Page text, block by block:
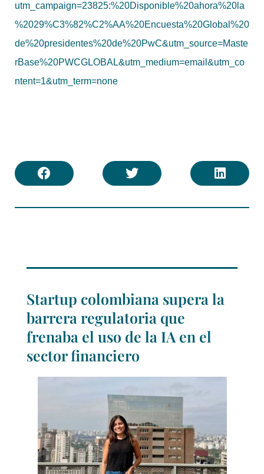
utm_campaign=23825:%20Disponible%20ahora%20la
%2029%C3%82%C2%AA%20Encuesta%20Global%20
de%20presidentes%20de%20PwC&utm_source=Maste
rBase%20PWCGLOBAL&utm_medium=email&utm_co
ntent=1&utm_term=none
Startup colombiana supera la
barrera regulatoria que
frenaba el uso de la IA en el
sector financiero